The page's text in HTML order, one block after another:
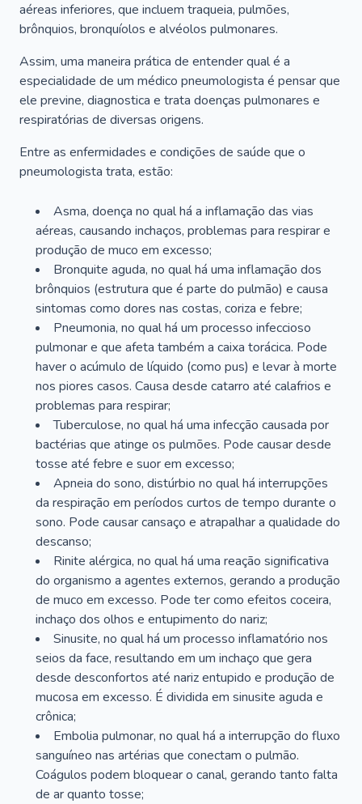
aéreas inferiores, que incluem traqueia, pulmões,
brônquios, bronquíolos e alvéolos pulmonares.
Assim, uma maneira prática de entender qual é a
especialidade de um médico pneumologista é pensar que
ele previne, diagnostica e trata doenças pulmonares e
respiratórias de diversas origens.
Entre as enfermidades e condições de saúde que o
pneumologista trata, estão:
Asma, doença no qual há a inflamação das vias
aéreas, causando inchaços, problemas para respirar e
produção de muco em excesso;
Bronquite aguda, no qual há uma inflamação dos
brônquios (estrutura que é parte do pulmão) e causa
sintomas como dores nas costas, coriza e febre;
Pneumonia, no qual há um processo infeccioso
pulmonar e que afeta também a caixa torácica. Pode
haver o acúmulo de líquido (como pus) e levar à morte
nos piores casos. Causa desde catarro até calafrios e
problemas para respirar;
Tuberculose, no qual há uma infecção causada por
bactérias que atinge os pulmões. Pode causar desde
tosse até febre e suor em excesso;
Apneia do sono, distúrbio no qual há interrupções
da respiração em períodos curtos de tempo durante o
sono. Pode causar cansaço e atrapalhar a qualidade do
descanso;
Rinite alérgica, no qual há uma reação significativa
do organismo a agentes externos, gerando a produção
de muco em excesso. Pode ter como efeitos coceira,
inchaço dos olhos e entupimento do nariz;
Sinusite, no qual há um processo inflamatório nos
seios da face, resultando em um inchaço que gera
desde desconfortos até nariz entupido e produção de
mucosa em excesso. É dividida em sinusite aguda e
crônica;
Embolia pulmonar, no qual há a interrupção do fluxo
sanguíneo nas artérias que conectam o pulmão.
Coágulos podem bloquear o canal, gerando tanto falta
de ar quanto tosse;